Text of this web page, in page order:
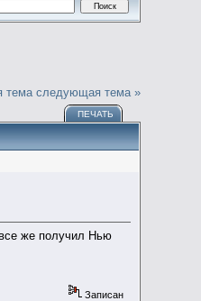
тема следующая тема »
ПЕЧАТЬ
же получил Нью
Записан